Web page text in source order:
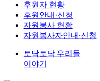
후원자 현황
후원안내·신청
자원봉사 현황
자원봉사자안내·신청
토닥토닥 우리들
이야기